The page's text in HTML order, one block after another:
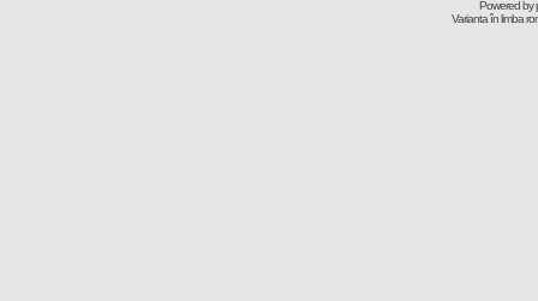
Powered by
Varianta în limba